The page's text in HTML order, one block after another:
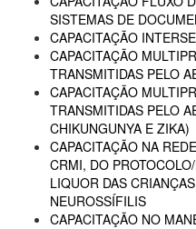
SISTEMAS DE
CAPACITAÇÃO
CAPACITAÇÃO
TRANSMITIDAS PELO
CAPACITAÇÃO
TRANSMITIDAS PELO
CHIKUNGUNYA E ZIKA)
CAPACITAÇÃO NA
CRMI, DO
LIQUOR DAS
NEUROSSÍFILIS
CAPACITAÇÃO NO